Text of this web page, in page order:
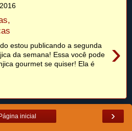
›
estou publicando a segunda
da semana! Essa você pode
gourmet se quiser! Ela é
›
inicial